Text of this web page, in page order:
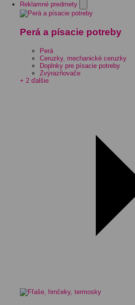
Reklamné predmety
Perá a písacie potreby
Perá
Ceruzky, mechanické ceruzky
Doplnky pre písacie potreby
Zvýrazňovače
+ 2 ďalšie